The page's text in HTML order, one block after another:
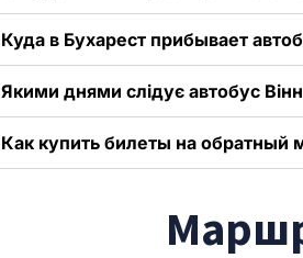
Куда в Бухарест прибывает
Якими днями слідує автобус
Как купить билеты на обратный